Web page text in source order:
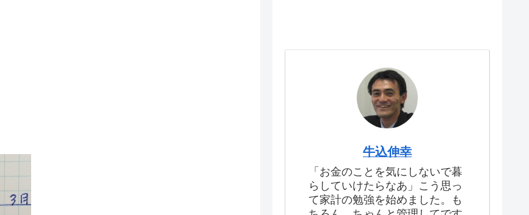
牛込伸幸
「お金のことを気にしないで暮
らしていけたらなあ」こう思っ
て家計の勉強を始めました。も